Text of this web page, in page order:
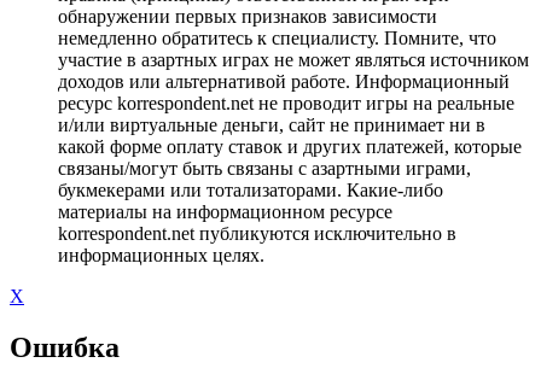
обнаружении первых признаков зависимости
немедленно обратитесь к специалисту. Помните, что
участие в азартных играх не может являться источником
доходов или альтернативой работе. Информационный
ресурс korrespondent.net не проводит игры на реальные
и/или виртуальные деньги, сайт не принимает ни в
какой форме оплату ставок и других платежей, которые
связаны/могут быть связаны с азартными играми,
букмекерами или тотализаторами. Какие-либо
материалы на информационном ресурсе
korrespondent.net публикуются исключительно в
информационных целях.
X
Ошибка